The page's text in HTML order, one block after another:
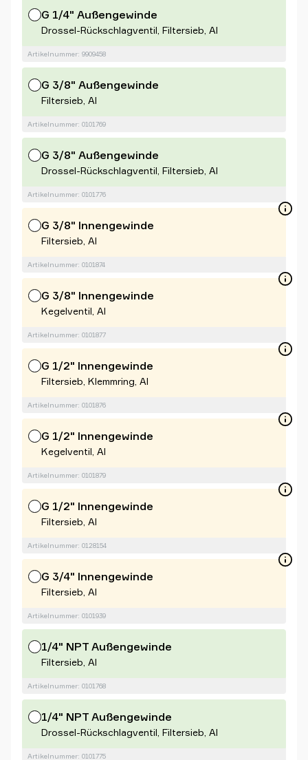
G 1/4" Außengewinde
Drossel-Rückschlagventil, Filtersieb, Al
Artikelnummer: 9909458
G 3/8" Außengewinde
Filtersieb, Al
Artikelnummer: 0101769
G 3/8" Außengewinde
Drossel-Rückschlagventil, Filtersieb, Al
Artikelnummer: 0101776
G 3/8" Innengewinde
Filtersieb, Al
Artikelnummer: 0101874
G 3/8" Innengewinde
Kegelventil, Al
Artikelnummer: 0101877
G 1/2" Innengewinde
Filtersieb, Klemmring, Al
Artikelnummer: 0101876
G 1/2" Innengewinde
Kegelventil, Al
Artikelnummer: 0101879
G 1/2" Innengewinde
Filtersieb, Al
Artikelnummer: 0128154
G 3/4" Innengewinde
Filtersieb, Al
Artikelnummer: 0101939
1/4" NPT Außengewinde
Filtersieb, Al
Artikelnummer: 0101768
1/4" NPT Außengewinde
Drossel-Rückschlagventil, Filtersieb, Al
Artikelnummer: 0101775